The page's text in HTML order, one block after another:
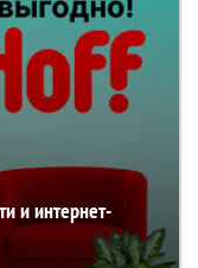
и интернет-